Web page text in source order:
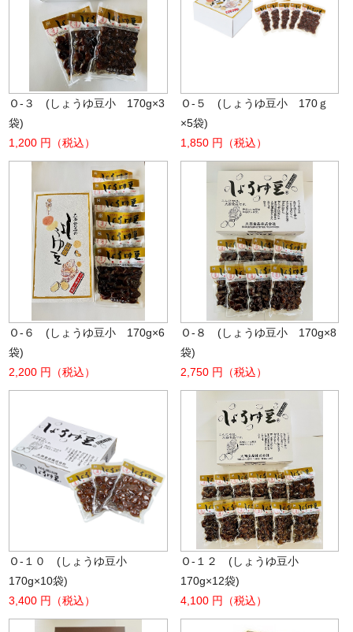
Ｏ-３ (しょうゆ豆小 170g×3
袋)
1,200 円（税込）
Ｏ-５ (しょうゆ豆小 170ｇ
×5袋)
1,850 円（税込）
Ｏ-６ (しょうゆ豆小 170g×6
袋)
2,200 円（税込）
Ｏ-８ (しょうゆ豆小 170g×8
袋)
2,750 円（税込）
Ｏ-１０ (しょうゆ豆小
170g×10袋)
3,400 円（税込）
Ｏ-１２ (しょうゆ豆小
170g×12袋)
4,100 円（税込）